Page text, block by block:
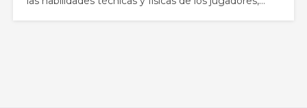
La Lúdica de Grupo Musical permite mejorar el
desarrollo intelectual de manera integral en los